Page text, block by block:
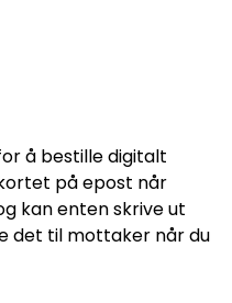
å bestille digitalt
på epost når
kan enten skrive ut
det til mottaker når du